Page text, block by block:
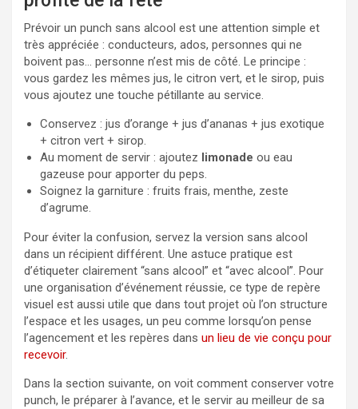
Prévoir un punch sans alcool est une attention simple et
très appréciée : conducteurs, ados, personnes qui ne
boivent pas… personne n’est mis de côté. Le principe :
vous gardez les mêmes jus, le citron vert, et le sirop, puis
vous ajoutez une touche pétillante au service.
Conservez : jus d’orange + jus d’ananas + jus exotique
+ citron vert + sirop.
Au moment de servir : ajoutez limonade ou eau
gazeuse pour apporter du peps.
Soignez la garniture : fruits frais, menthe, zeste
d’agrume.
Pour éviter la confusion, servez la version sans alcool
dans un récipient différent. Une astuce pratique est
d’étiqueter clairement “sans alcool” et “avec alcool”. Pour
une organisation d’événement réussie, ce type de repère
visuel est aussi utile que dans tout projet où l’on structure
l’espace et les usages, un peu comme lorsqu’on pense
l’agencement et les repères dans un lieu de vie conçu pour
recevoir.
Dans la section suivante, on voit comment conserver votre
punch, le préparer à l’avance, et le servir au meilleur de sa